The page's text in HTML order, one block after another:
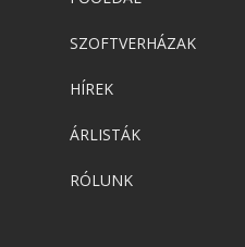
SZOFTVERHÁZAK
HÍREK
ÁRLISTÁK
RÓLUNK